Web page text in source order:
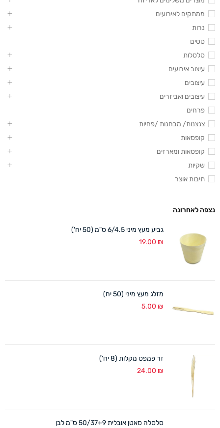
ממתקים לאירועים
נרות
סטים
סלסלות
עיצוב אירועים
עיצובים
עיצובים ואביזרים
פרחים
צנצנות/ מבחנות /פחיות
קופסאות
קופסאות ומארזים
שקיות
תיבות אוצר
נצפה לאחרונה
גביע מעץ מיני 6/4.5 ס"מ (50 יח')
19.00 ₪
מזלג מעץ מיני (50 יח)
5.00 ₪
זר פמפס מקלות (8 יח')
24.00 ₪
סלסלה סאטן אובלית 50/37+9 ס"מ לבן